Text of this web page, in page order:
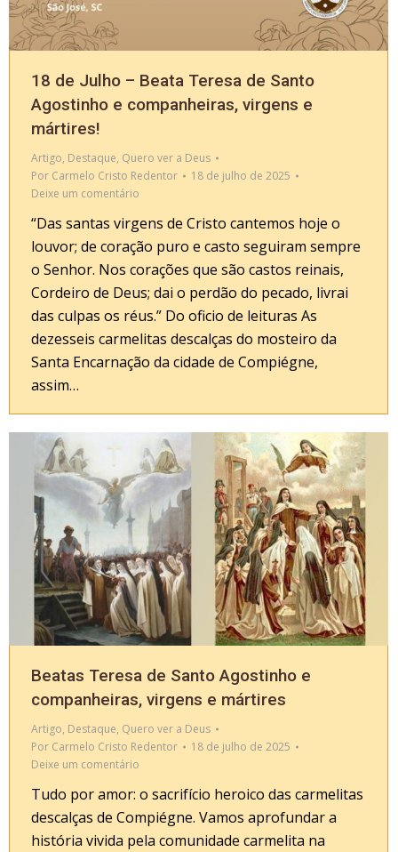
18 de Julho – Beata Teresa de Santo
Agostinho e companheiras, virgens e
mártires!
Artigo, Destaque, Quero ver a Deus
Por Carmelo Cristo Redentor
18 de julho de 2025
Deixe um comentário
“Das santas virgens de Cristo cantemos hoje o
louvor; de coração puro e casto seguiram sempre
o Senhor. Nos corações que são castos reinais,
Cordeiro de Deus; dai o perdão do pecado, livrai
das culpas os réus.” Do oficio de leituras As
dezesseis carmelitas descalças do mosteiro da
Santa Encarnação da cidade de Compiégne,
assim…
Beatas Teresa de Santo Agostinho e
companheiras, virgens e mártires
Artigo, Destaque, Quero ver a Deus
Por Carmelo Cristo Redentor
18 de julho de 2025
Deixe um comentário
Tudo por amor: o sacrifício heroico das carmelitas
descalças de Compiégne. Vamos aprofundar a
história vivida pela comunidade carmelita na